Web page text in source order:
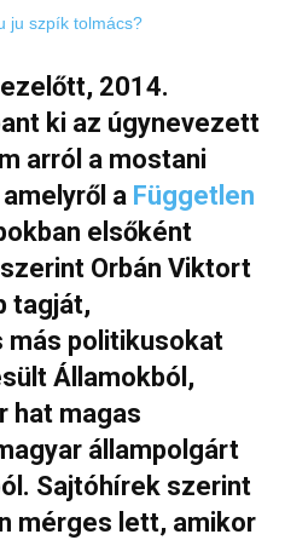
2014.
ki az úgynevezett
arról a mostani
a Független
elsőként
Orbán Viktort
tagját,
más politikusokat
Államokból,
hat magas
állampolgárt
Sajtóhírek szerint
mérges lett, amikor